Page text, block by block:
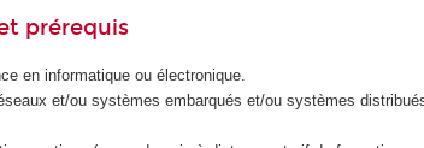
prérequis
en informatique ou électronique.
et/ou systèmes embarqués et/ou systèmes